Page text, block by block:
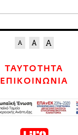
ΤΑΥΤΟΤΗΤΑ
ΕΠΙΚΟΙΝΩΝΙΑ